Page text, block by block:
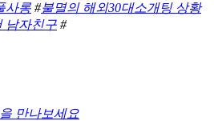
사롱 #불멸의 해외30대소개팅 상황
남자친구 #
만나보세요